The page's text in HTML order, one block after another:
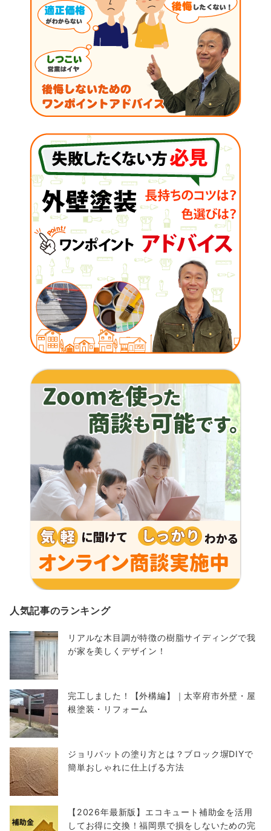
人気記事のランキング
リアルな木目調が特徴の樹脂サイディングで我
が家を美しくデザイン！
完工しました！【外構編】｜太宰府市外壁・屋
根塗装・リフォーム
ジョリパットの塗り方とは？ブロック塀DIYで
簡単おしゃれに仕上げる方法
【2026年最新版】エコキュート補助金を活用
してお得に交換！福岡県で損をしないための完